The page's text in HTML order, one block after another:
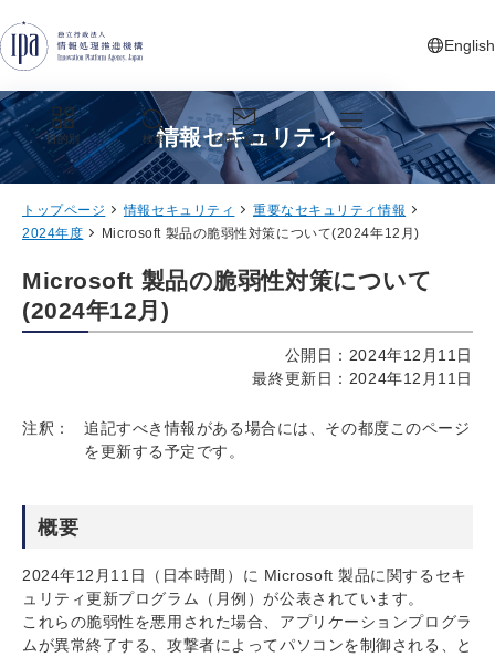
English
新しいタ
目的別 検索 お問い合わせ メニュー
情報セキュリティ
トップページ 情報セキュリティ
重要なセキュリティ情報
2024年度
Microsoft 製品の脆弱性対策について(2024年12月)
Microsoft 製品の脆弱性対策について
(2024年12月)
公開日：2024年12月11日
最終更新日：2024年12月11日
注釈：
追記すべき情報がある場合には、その都度このページ
を更新する予定です。
概要
2024年12月11日（日本時間）に Microsoft 製品に関するセキ
ュリティ更新プログラム（月例）が公表されています。
これらの脆弱性を悪用された場合、アプリケーションプログラ
ムが異常終了する、攻撃者によってパソコンを制御される、と